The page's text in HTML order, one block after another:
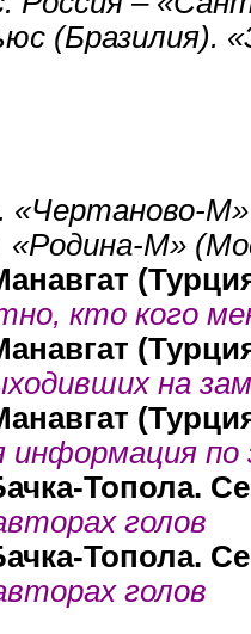
«Чертаново-
«Родина-М»
кто кого
на
информация по
Топола.
голов
Топола.
голов